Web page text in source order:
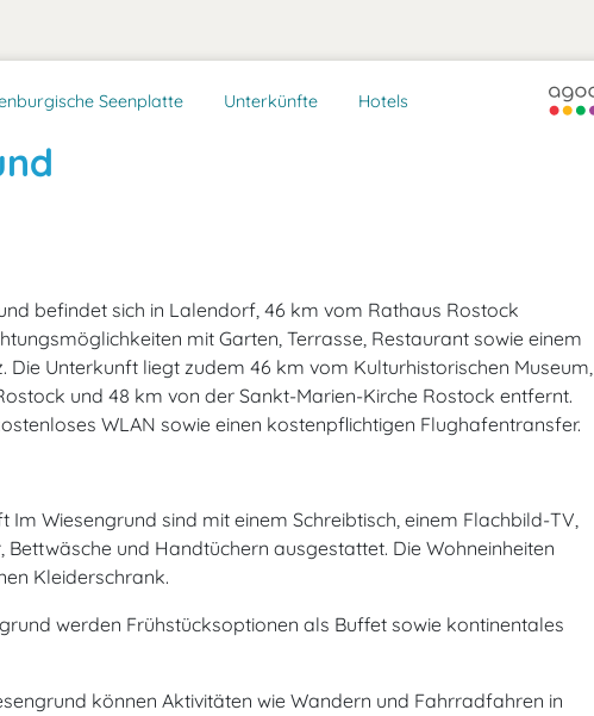
Seenplatte Unterkünfte Hotels
befindet sich in Lalendorf, 46 km vom Rathaus Rostock
mit Garten, Terrasse, Restaurant sowie einem
Unterkunft liegt zudem 46 km vom Kulturhistorischen Museum,
und 48 km von der Sankt-Marien-Kirche Rostock entfernt.
WLAN sowie einen kostenpflichtigen Flughafentransfer.
Im Wiesengrund sind mit einem Schreibtisch, einem Flachbild-TV,
und Handtüchern ausgestattet. Die Wohneinheiten
Kleiderschrank.
werden Frühstücksoptionen als Buffet sowie kontinentales
können Aktivitäten wie Wandern und Fahrradfahren in